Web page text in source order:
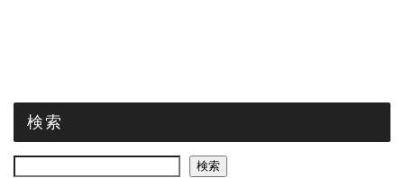
検索
検索